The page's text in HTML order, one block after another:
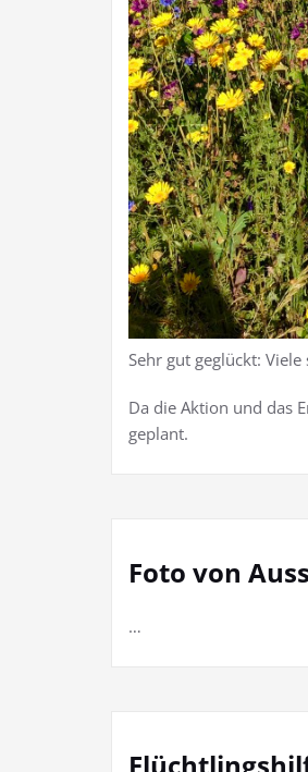
Sehr gut geglückt:
Da die Aktion und das
geplant.
Foto von
…